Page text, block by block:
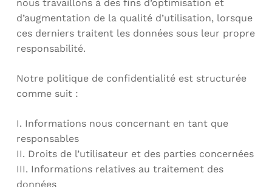
nous travaillons à des fins d’optimisation et
d’augmentation de la qualité d’utilisation, lorsque
ces derniers traitent les données sous leur propre
responsabilité.
Notre politique de confidentialité est structurée
comme suit :
I. Informations nous concernant en tant que
responsables
II. Droits de l’utilisateur et des parties concernées
III. Informations relatives au traitement des
données